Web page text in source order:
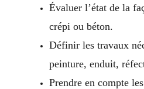
Évaluer l’état de la
crépi ou béton.
Définir les travaux
peinture, enduit,
Prendre en compte